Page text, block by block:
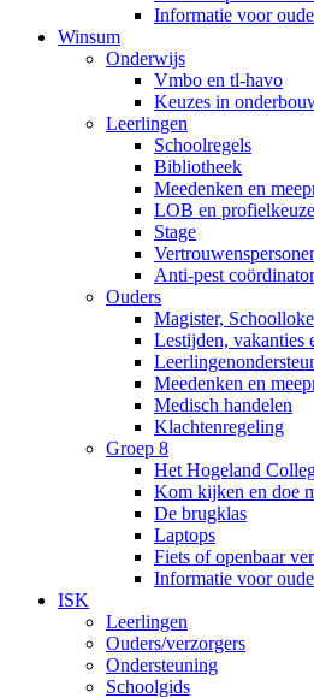
Informatie voor
Winsum
Onderwijs
Vmbo en tl-havo
Keuzes in
Leerlingen
Schoolregels
Bibliotheek
Meedenken en
LOB en profielkeuze
Stage
Anti-pest coördinator
Ouders
Magister,
Lestijden, vakanties
Meedenken en
Medisch handelen
Klachtenregeling
Groep 8
Het Hogeland
Kom kijken en doe
De brugklas
Laptops
Fiets of openbaar
Informatie voor
ISK
Leerlingen
Ouders/verzorgers
Ondersteuning
Schoolgids